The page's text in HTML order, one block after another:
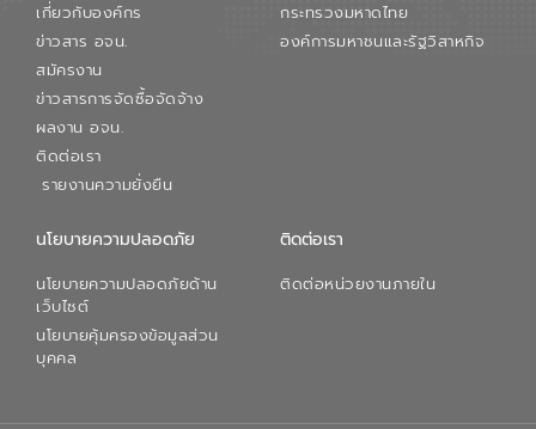
ภาคเอกชนในครั้งนี้ นับเป็นก้าวสำคัญของ
องค์การจัดการน้ำเสีย (อจน.) ในการร่วมวาง
เกี่ยวกับองค์กร
ข่าวสาร อจน.
สมัครงาน
ข่าวสารการจัดซื้อจัดจ้าง
ผลงาน อจน.
ติดต่อเรา
รายงานความยั่งยืน
กระทรวงมหาดไทย
องค์การมหาชนและรัฐวิสาหกิจ
นโยบายความปลอดภัย
นโยบายความปลอดภัยด้าน
เว็บไซต์
นโยบายคุ้มครองข้อมูลส่วน
บุคคล
ติดต่อเรา
ติดต่อหน่วยงานภายใน